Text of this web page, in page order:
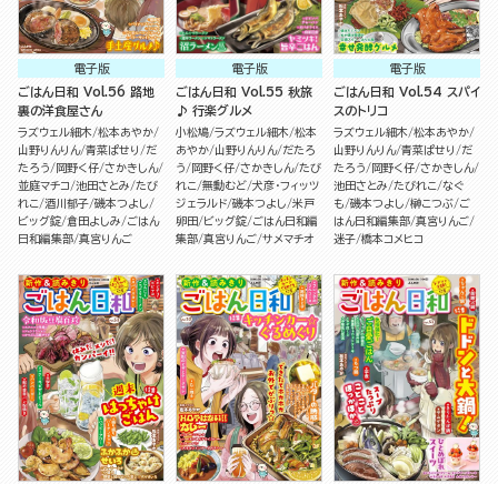
電子版
ごはん日和 Vol.56 路地
裏の洋食屋さん
ラズウェル細木 松本あやか
山野りんりん 青菜ぱせり
だ
たろう
岡野く仔 さかきしん
並庭マチコ 池田さとみ たび
れこ 酒川郁子 磯本つよし
ビッグ錠 倉田よしみ
ごはん
日和編集部 真宮りんご
電子版
ごはん日和 Vol.55 秋旅
♪ 行楽グルメ
小松鳩 ラズウェル細木 松本
あやか 山野りんりん だたろ
う
岡野く仔 さかきしん たび
れこ 無動むど 犬彦・フィッツ
ジェラルド 磯本つよし 米戸
卵田
ビッグ錠 ごはん日和編
集部 真宮りんご サメマチオ
電子版
ごはん日和 Vol.54 スパイ
スのトリコ
ラズウェル細木 松本あやか
山野りんりん 青菜ぱせり
だ
たろう
岡野く仔 さかきしん
池田さとみ たびれこ なぐ
も 磯本つよし 榊こつぶ ご
はん日和編集部 真宮りんご
迷子 橋本コメヒコ